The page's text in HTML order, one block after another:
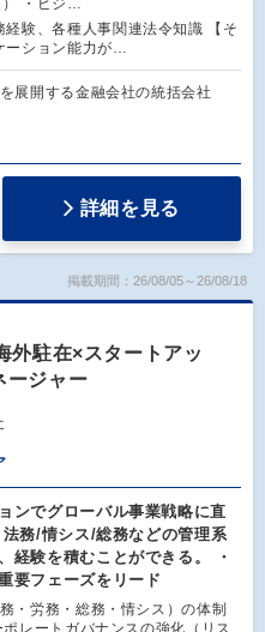
） ・ビジ…
経験、各種人事関連法令知識 【そ
ーション能力が…
展開する金融会社の統括会社
詳細を見る
掲載期間：26/08/05～26/08/18
外駐在×スタートアッ
ージャー
ンでグローバル事業戦略に直
務/情シス/総務などの管理系
経験を積むことができる。 ・
要フェーズをリード
・労務・総務・情シス）の体制